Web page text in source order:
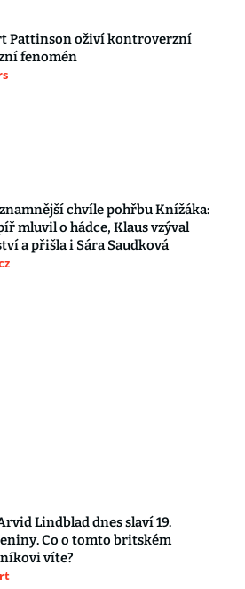
Pattinson oživí kontroverzní
fenomén
chvíle pohřbu Knížáka:
mluvil o hádce, Klaus vzýval
a přišla i Sára Saudková
Lindblad dnes slaví 19.
Co o tomto britském
víte?